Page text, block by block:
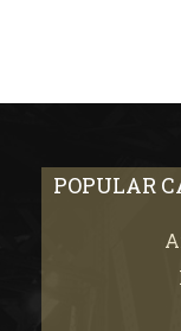
POPULAR